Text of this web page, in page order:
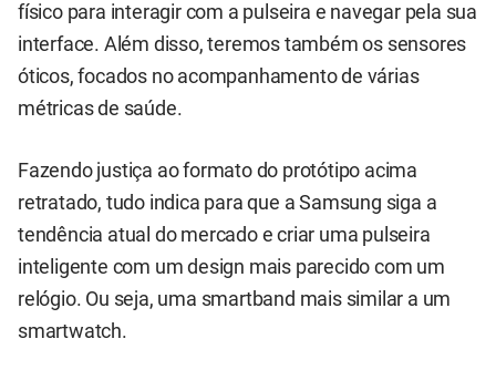
físico para interagir com a pulseira e navegar pela sua
interface. Além disso, teremos também os sensores
óticos, focados no acompanhamento de várias
métricas de saúde.
Fazendo justiça ao formato do protótipo acima
retratado, tudo indica para que a Samsung siga a
tendência atual do mercado e criar uma pulseira
inteligente com um design mais parecido com um
relógio. Ou seja, uma smartband mais similar a um
smartwatch.